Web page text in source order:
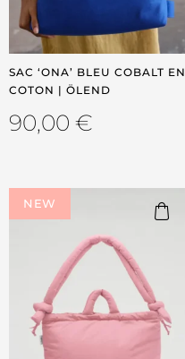
SAC ‘ONA’ BLEU COBALT EN
COTON | ÖLEND
90,00 €
NEW